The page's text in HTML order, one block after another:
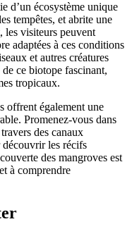
d’un écosystème unique
tempêtes, et abrite une
les visiteurs peuvent
adaptées à ces conditions
et autres créatures
ce biotope fascinant,
tropicaux.
offrent également une
Promenez-vous dans
des canaux
les récifs
des mangroves est
à comprendre